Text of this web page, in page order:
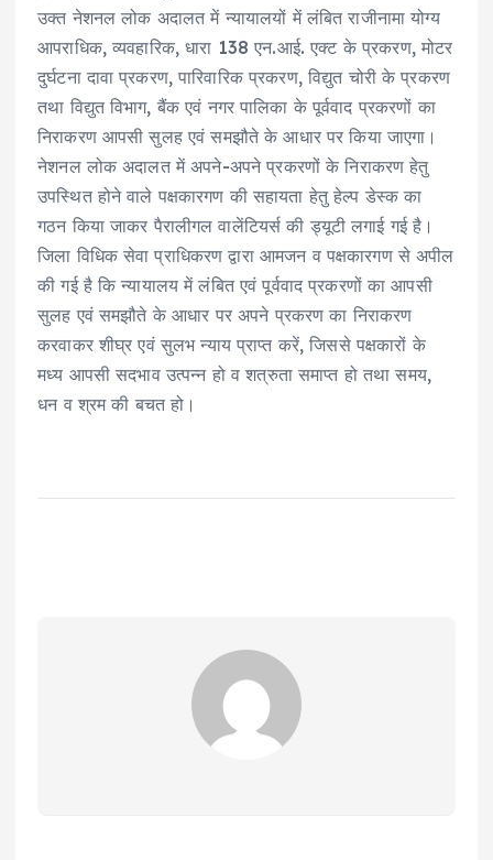
उक्त नेशनल लोक अदालत में न्यायालयों में लंबित राजीनामा योग्य
आपराधिक, व्यवहारिक, धारा 138 एन.आई. एक्ट के प्रकरण, मोटर
दुर्घटना दावा प्रकरण, पारिवारिक प्रकरण, विद्युत चोरी के प्रकरण
तथा विद्युत विभाग, बैंक एवं नगर पालिका के पूर्ववाद प्रकरणों का
निराकरण आपसी सुलह एवं समझौते के आधार पर किया जाएगा।
नेशनल लोक अदालत में अपने-अपने प्रकरणों के निराकरण हेतु
उपस्थित होने वाले पक्षकारगण की सहायता हेतु हेल्प डेस्क का
गठन किया जाकर पैरालीगल वालेंटियर्स की ड्यूटी लगाई गई है।
जिला विधिक सेवा प्राधिकरण द्वारा आमजन व पक्षकारगण से अपील
की गई है कि न्यायालय में लंबित एवं पूर्ववाद प्रकरणों का आपसी
सुलह एवं समझौते के आधार पर अपने प्रकरण का निराकरण
करवाकर शीघ्र एवं सुलभ न्याय प्राप्त करें, जिससे पक्षकारों के
मध्य आपसी सदभाव उत्पन्न हो व शत्रुता समाप्त हो तथा समय,
धन व श्रम की बचत हो।